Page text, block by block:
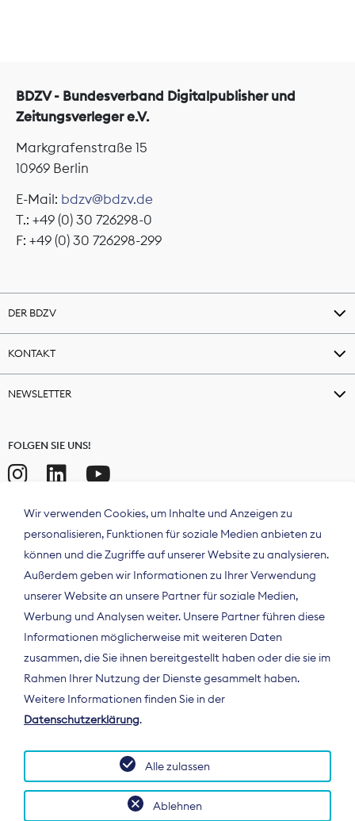
BDZV - Bundesverband Digitalpublisher und
Zeitungsverleger e.V.
Markgrafenstraße 15
10969 Berlin
E-Mail: bdzv@bdzv.de
T.: +49 (0) 30 726298-0
F: +49 (0) 30 726298-299
DER BDZV
KONTAKT
NEWSLETTER
FOLGEN SIE UNS!
Der Bundesverband Digitalpublisher und
Zeitungsverleger (BDZV) vertritt als
Spitzenorganisation die Interessen der
Deutschland und auf EU-Ebene.
Wir verwenden Cookies, um Inhalte und Anzeigen zu
personalisieren, Funktionen für soziale Medien anbieten zu
können und die Zugriffe auf unserer Website zu analysieren.
Außerdem geben wir Informationen zu Ihrer Verwendung
unserer Website an unsere Partner für soziale Medien,
Werbung und Analysen weiter. Unsere Partner führen diese
Informationen möglicherweise mit weiteren Daten
zusammen, die Sie ihnen bereitgestellt haben oder die sie im
Rahmen Ihrer Nutzung der Dienste gesammelt haben.
Weitere Informationen finden Sie in der
Datenschutzerklärung.
Ablehnen
Alle zulassen